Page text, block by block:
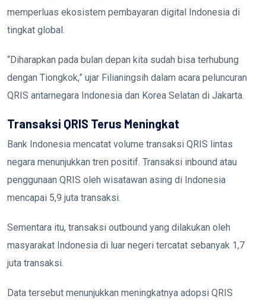
memperluas ekosistem pembayaran digital Indonesia di
tingkat global.
“Diharapkan pada bulan depan kita sudah bisa terhubung
dengan Tiongkok,” ujar Filianingsih dalam acara peluncuran
QRIS antarnegara Indonesia dan Korea Selatan di Jakarta.
Transaksi QRIS Terus Meningkat
Bank Indonesia mencatat volume transaksi QRIS lintas
negara menunjukkan tren positif. Transaksi inbound atau
penggunaan QRIS oleh wisatawan asing di Indonesia
mencapai 5,9 juta transaksi.
Sementara itu, transaksi outbound yang dilakukan oleh
masyarakat Indonesia di luar negeri tercatat sebanyak 1,7
juta transaksi.
Data tersebut menunjukkan meningkatnya adopsi QRIS